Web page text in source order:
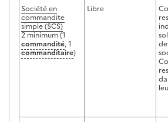
Société en
commandite
simple (SCS)
2 minimum (1
commandité, 1
commanditaire)
Libre